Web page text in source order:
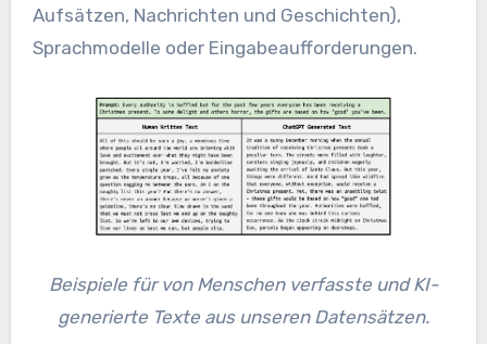
Aufsätzen, Nachrichten und Geschichten),
Sprachmodelle oder Eingabeaufforderungen.
Beispiele für von Menschen verfasste und KI-
generierte Texte aus unseren Datensätzen.